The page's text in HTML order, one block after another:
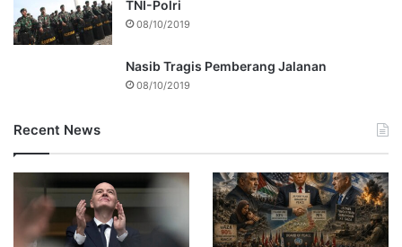
TNI-Polri
08/10/2019
Nasib Tragis Pemberang Jalanan
08/10/2019
Recent News